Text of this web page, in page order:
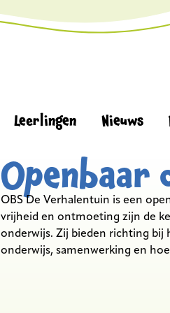
Leerlingen Nieuws
Openbaar
OBS De Verhalentuin is een
vrijheid en ontmoeting zijn de
onderwijs. Zij bieden richting bij
onderwijs, samenwerking en